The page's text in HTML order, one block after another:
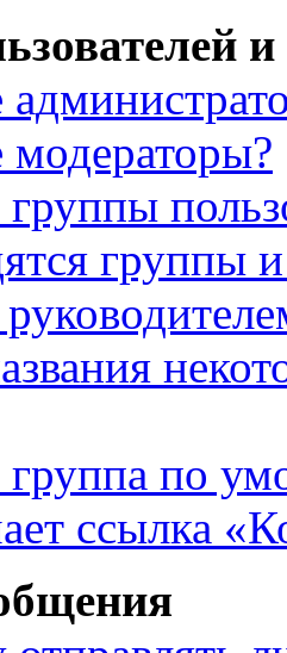
модераторы?
группы
группа по
ссылка